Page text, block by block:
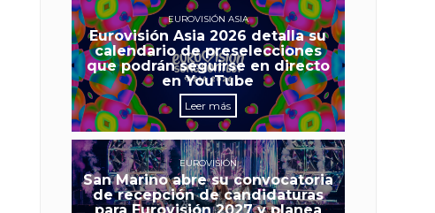
EUROVISIÓN ASIA
Eurovisión Asia 2026 detalla su
calendario de preselecciones
que podrán seguirse en directo
en YouTube
Leer más
EUROVISIÓN
San Marino abre su convocatoria
de recepción de candidaturas
para Eurovisión 2027 y planea